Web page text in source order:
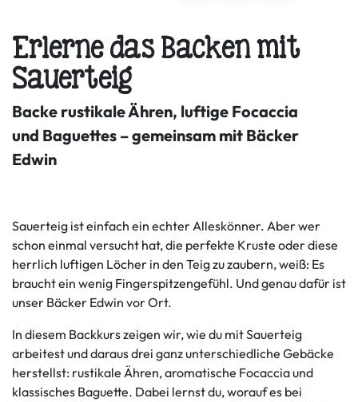
Erlerne das Backen mit
Sauerteig
Backe rustikale Ähren, luftige Focaccia
und Baguettes – gemeinsam mit Bäcker
Edwin
Sauerteig ist einfach ein echter Alleskönner. Aber wer
schon einmal versucht hat, die perfekte Kruste oder diese
herrlich luftigen Löcher in den Teig zu zaubern, weiß: Es
braucht ein wenig Fingerspitzengefühl. Und genau dafür ist
unser Bäcker Edwin vor Ort.
In diesem Backkurs zeigen wir, wie du mit Sauerteig
arbeitest und daraus drei ganz unterschiedliche Gebäcke
herstellst: rustikale Ähren, aromatische Focaccia und
klassisches Baguette. Dabei lernst du, worauf es bei